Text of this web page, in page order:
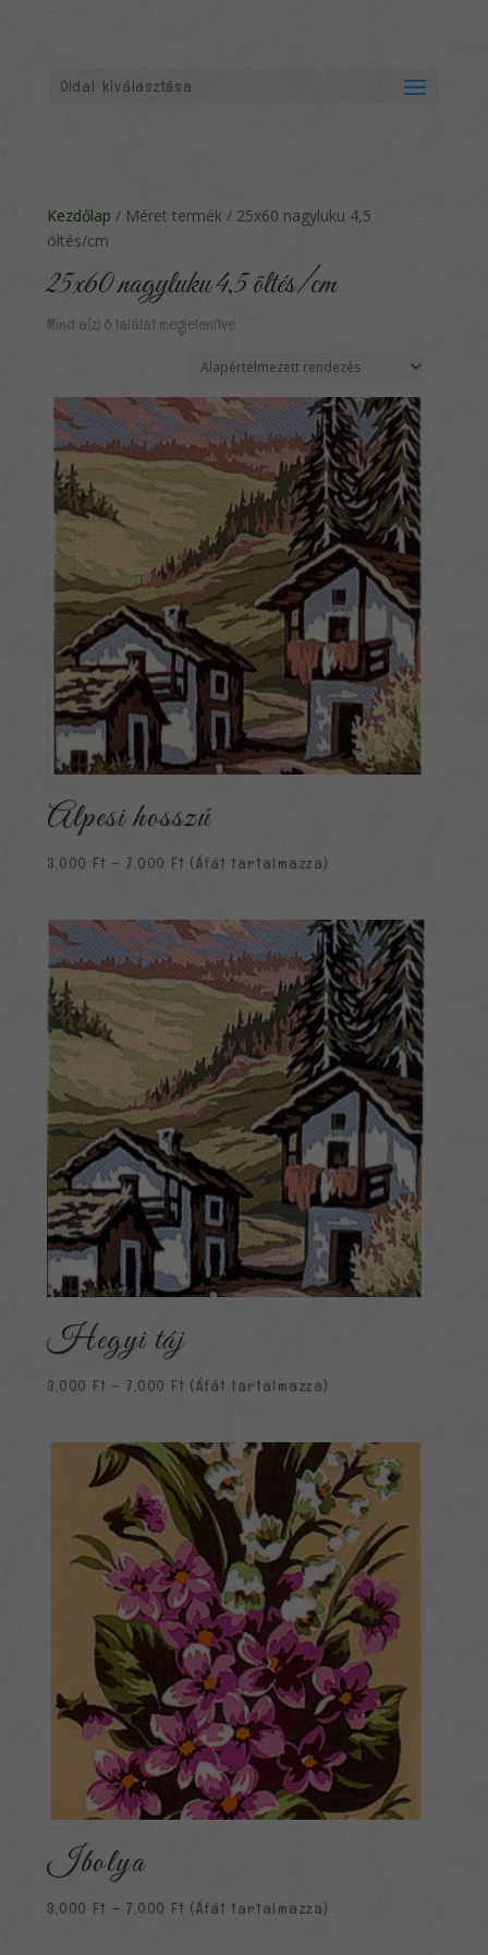
Oldal kiválasztása
Kezdőlap / Méret termék / 25x60 nagyluku 4,5
öltés/cm
25x60 nagyluku 4,5 öltés/cm
Mind a(z) 8 találat megjelenítve
Alpesi hosszú
3,000 Ft – 7,000 Ft Ártartomány:
7,000 Ft
(Áfát tartalmazza)
Hegyi táj
3,000 Ft – 7,000 Ft Ártartomány:
7,000 Ft
(Áfát tartalmazza)
Ibolya
3,000 Ft – 7,000 Ft Ártartomány:
(Áfát tartalmazza)